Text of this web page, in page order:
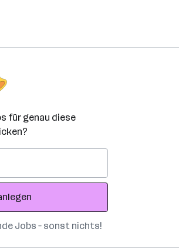
für genau diese
Jobs – sonst nichts!